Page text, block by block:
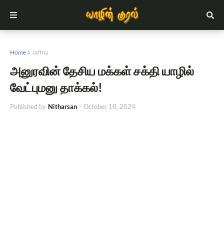
Home Jaffna
அனுரவின் தேசிய மக்கள் சக்தி யாழில்
வேட்புமனு தாக்கல்!
Published by Nitharsan - October 10, 2024